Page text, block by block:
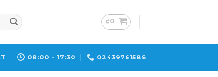
₫0
08:00 - 17:30 02439761588